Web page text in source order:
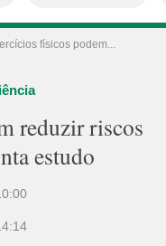
físicos podem...
reduzir riscos
estudo